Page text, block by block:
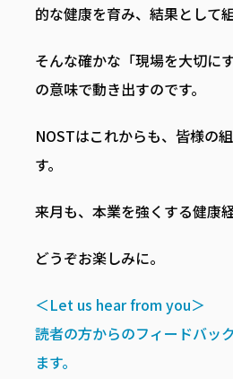
的な健康を育み、結果として
そんな確かな「現場を大切に
の意味で動き出すのです。
NOSTはこれからも、皆様の
す。
来月も、本業を強くする健康
どうぞお楽しみに。
＜Let us hear from you＞
読者の方からのフィードバッ
ます。